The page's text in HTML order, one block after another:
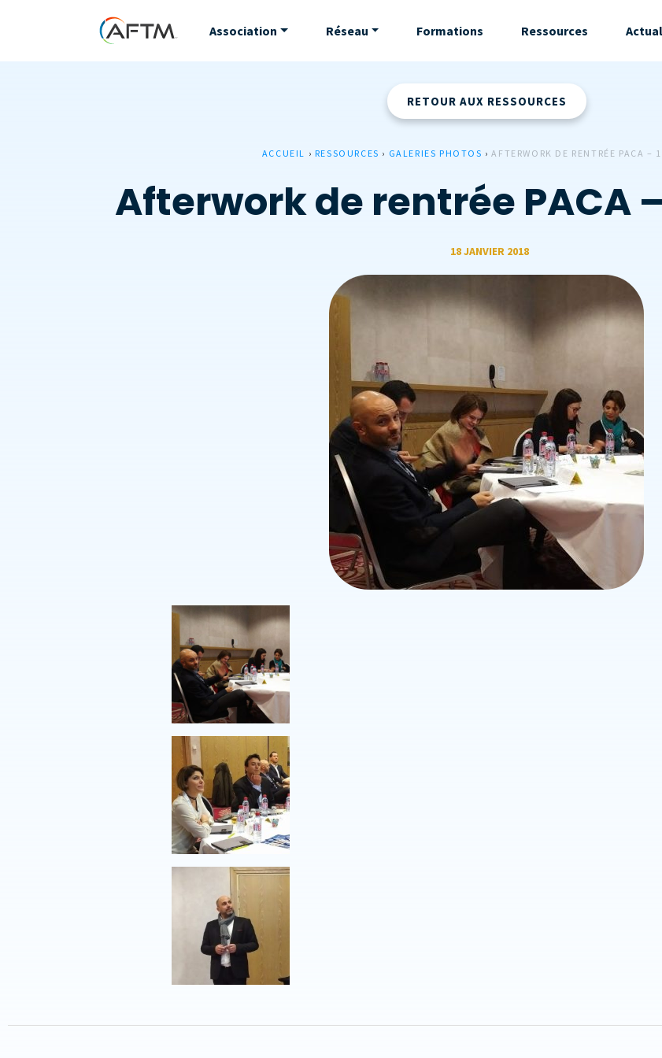
Association Réseau Formations Ressources
RETOUR AUX RESSOURCES
ACCUEIL › RESSOURCES › GALERIES PHOTOS ›AFTERWORK DE RENTRÉE PACA –
Afterwork de rentrée PACA –
18 JANVIER 2018